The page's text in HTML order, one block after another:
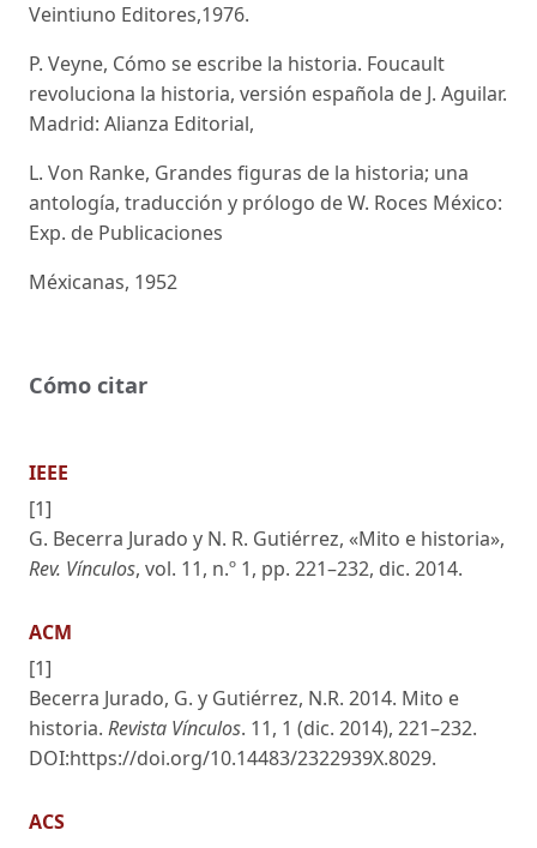
Veintiuno Editores,1976.
P. Veyne, Cómo se escribe la historia. Foucault
revoluciona la historia, versión española de J. Aguilar.
Madrid: Alianza Editorial,
L. Von Ranke, Grandes figuras de la historia; una
antología, traducción y prólogo de W. Roces México:
Exp. de Publicaciones
Méxicanas, 1952
Cómo citar
IEEE
[1]
G. Becerra Jurado y N. R. Gutiérrez, «Mito e historia»,
Rev. Vínculos, vol. 11, n.º 1, pp. 221–232, dic. 2014.
ACM
[1]
Becerra Jurado, G. y Gutiérrez, N.R. 2014. Mito e
historia. Revista Vínculos. 11, 1 (dic. 2014), 221–232.
DOI:https://doi.org/10.14483/2322939X.8029.
ACS